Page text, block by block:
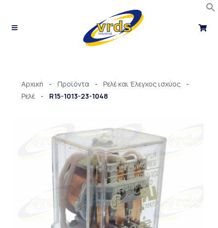
περιεχόμενο
Αρχική - Προϊόντα - Ρελέ και Έλεγχος ισχύος -
Ρελέ - R15-1013-23-1048